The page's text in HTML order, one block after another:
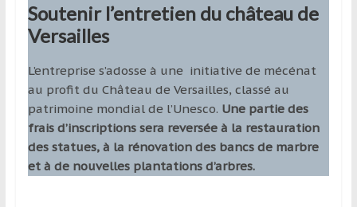
Soutenir l’entretien du château de
Versailles
L’entreprise s’adosse à une initiative de mécénat
au profit du Château de Versailles, classé au
patrimoine mondial de l’Unesco. Une partie des
frais d’inscriptions sera reversée à la restauration
des statues, à la rénovation des bancs de marbre
et à de nouvelles plantations d’arbres.